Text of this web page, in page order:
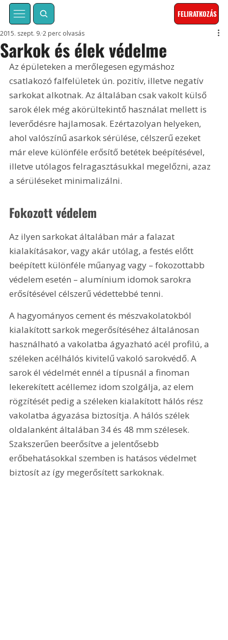
FELIRATKOZÁS
Sarkok és élek védelme
2015. szept. 9. 2 perc olvasás
Az épületeken a merőlegesen egymáshoz
csatlakozó falfelületek ún. pozitív, illetve negatív
sarkokat alkotnak. Az általában csak vakolt külső
sarok élek még akörültekintő használat mellett is
leverődésre hajlamosak. Ezértazolyan helyeken,
ahol valószínű asarkok sérülése, célszerű ezeket
már eleve különféle erősítő betétek beépítésével,
illetve utólagos felragasztásukkal megelőzni, azaz
a sérüléseket minimalizálni.
Fokozott védelem
Az ilyen sarkokat általában már a falazat
kialakításakor, vagy akár utólag, a festés előtt
beépített különféle műanyag vagy – fokozottabb
védelem esetén – alumínium idomok sarokra
erősítésével célszerű védettebbé tenni.
A hagyományos cement és mészvakolatokból
kialakított sarkok megerősítéséhez általánosan
használható a vakolatba ágyazható acél profilú, a
széleken acélhálós kivitelű vakoló sarokvédő. A
sarok él védelmét ennél a típusnál a finoman
lekerekített acéllemez idom szolgálja, az elem
rögzítését pedig a széleken kialakított hálós rész
vakolatba ágyazása biztosítja. A hálós szélek
oldalanként általában 34 és 48 mm szélesek.
Szakszerűen beerősítve a jelentősebb
erőbehatásokkal szemben is hatásos védelmet
biztosít az így megerősített sarkoknak.